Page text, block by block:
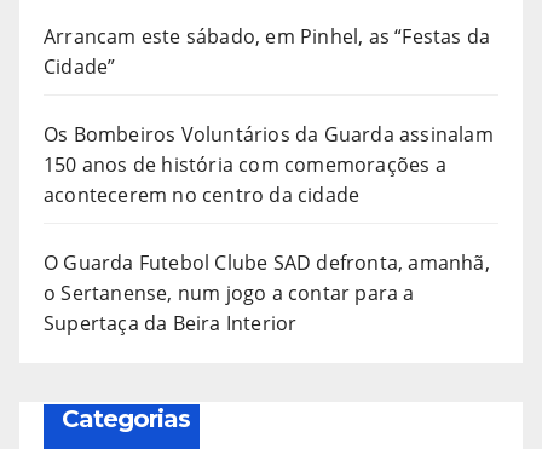
Arrancam este sábado, em Pinhel, as “Festas da
Cidade”
Os Bombeiros Voluntários da Guarda assinalam
150 anos de história com comemorações a
acontecerem no centro da cidade
O Guarda Futebol Clube SAD defronta, amanhã,
o Sertanense, num jogo a contar para a
Supertaça da Beira Interior
Categorias